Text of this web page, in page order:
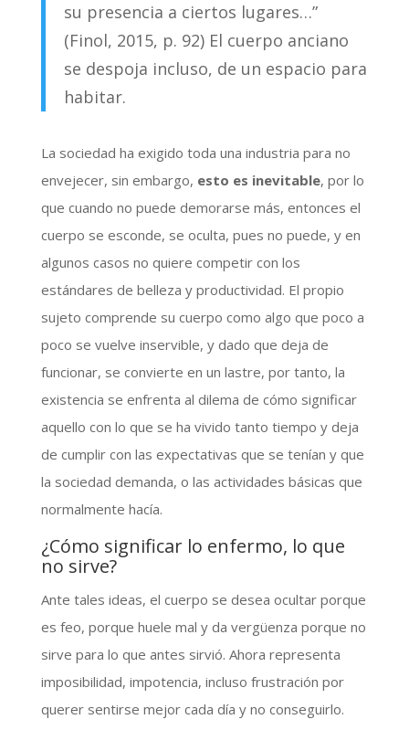
su presencia a ciertos lugares…”
(Finol, 2015, p. 92) El cuerpo anciano
se despoja incluso, de un espacio para
habitar.
La sociedad ha exigido toda una industria para no
envejecer, sin embargo, esto es inevitable, por lo
que cuando no puede demorarse más, entonces el
cuerpo se esconde, se oculta, pues no puede, y en
algunos casos no quiere competir con los
estándares de belleza y productividad. El propio
sujeto comprende su cuerpo como algo que poco a
poco se vuelve inservible, y dado que deja de
funcionar, se convierte en un lastre, por tanto, la
existencia se enfrenta al dilema de cómo significar
aquello con lo que se ha vivido tanto tiempo y deja
de cumplir con las expectativas que se tenían y que
la sociedad demanda, o las actividades básicas que
normalmente hacía.
¿Cómo significar lo enfermo, lo que
no sirve?
Ante tales ideas, el cuerpo se desea ocultar porque
es feo, porque huele mal y da vergüenza porque no
sirve para lo que antes sirvió. Ahora representa
imposibilidad, impotencia, incluso frustración por
querer sentirse mejor cada día y no conseguirlo.